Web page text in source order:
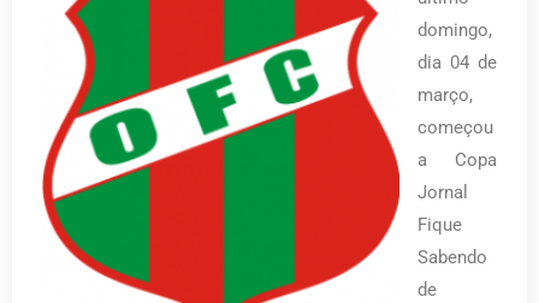
domingo,
dia 04 de
março,
começou
a Copa
Jornal
Fique
Sabendo
de